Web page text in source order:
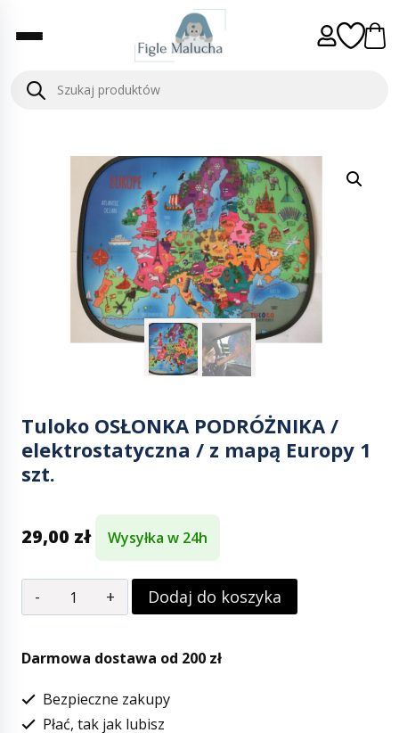
Tuloko OSŁONKA PODRÓŻNIKA /
elektrostatyczna / z mapą Europy 1
szt.
29,00 zł Wysyłka w 24h
Dodaj do koszyka
Darmowa dostawa od 200 zł
Bezpieczne zakupy
Płać, tak jak lubisz